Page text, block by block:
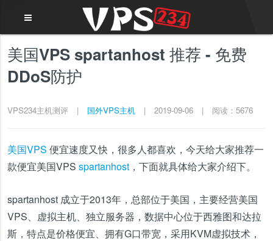
美国VPS spartanhost 推荐 - 免费
DDoS防护
VPS234主机测评 | 国外VPS主机 | 2019-09-06 | 阅读：5676
美国VPS 便宜速度又快，很多人都喜欢，今天给大家推荐一
款便宜美国VPS spartanhost，下面就具体给大家介绍下。
spartanhost 成立于2013年，总部位于美国，主要经营美国
VPS、虚拟主机、独立服务器，数据中心位于西雅图和达拉
斯，特点是价格便宜、拥有G口带宽，采用KVM虚拟技术，